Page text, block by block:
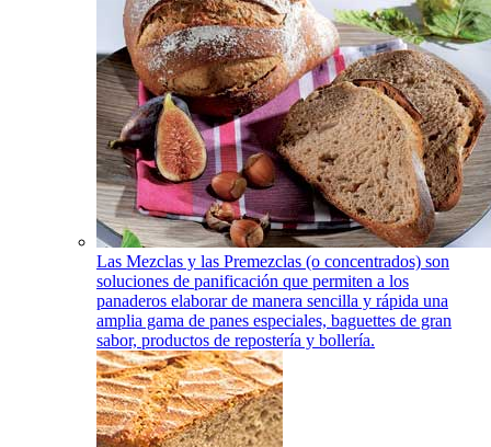
Las Mezclas y las Premezclas (o concentrados) son
soluciones de panificación que permiten a los
panaderos elaborar de manera sencilla y rápida una
amplia gama de panes especiales, baguettes de gran
sabor, productos de repostería y bollería.